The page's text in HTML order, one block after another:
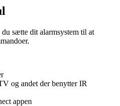
sætte dit alarmsystem til at
og andet der benytter IR
appen